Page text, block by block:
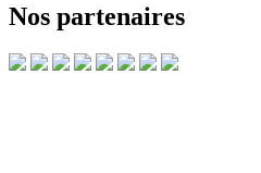
Nos partenaires